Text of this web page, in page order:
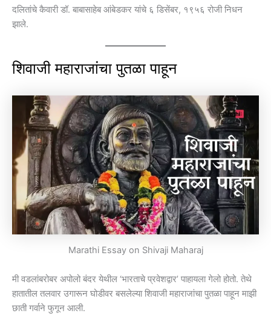
दलितांचे कैवारी डॉ. बाबासाहेब आंबेडकर यांचे ६ डिसेंबर, १९५६ रोजी निधन
झाले.
शिवाजी महाराजांचा पुतळा पाहून
Marathi Essay on Shivaji Maharaj
मी वडलांबरोबर अपोलो बंदर येथील ‘भारताचे प्रवेशद्वार’ पाहायला गेलो होतो. तेथे
हातातील तलवार उगारून घोडीवर बसलेल्या शिवाजी महाराजांचा पुतळा पाहून माझी
छाती गर्वाने फुगून आली.